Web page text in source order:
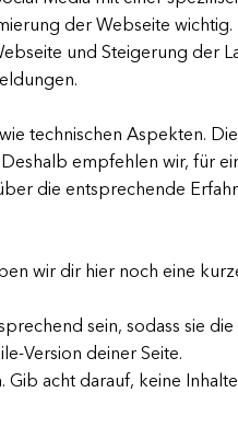
der Webseite
und Steigerung der
technischen Aspekten.
empfehlen wir, für
die entsprechende
wir dir hier noch eine
sein, sodass sie
Version deiner Seite.
Gib acht darauf, keine